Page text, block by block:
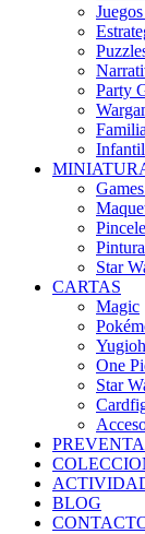
Party
Star
CARTAS
Magic
Yugioh
One
Star
PREVENTA
BLOG